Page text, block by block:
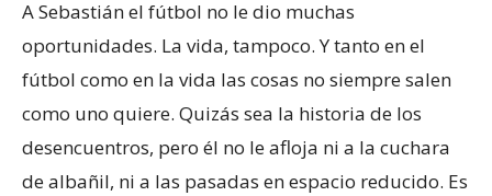
A Sebastián el fútbol no le dio muchas
oportunidades. La vida, tampoco. Y tanto en el
fútbol como en la vida las cosas no siempre salen
como uno quiere. Quizás sea la historia de los
desencuentros, pero él no le afloja ni a la cuchara
de albañil, ni a las pasadas en espacio reducido. Es